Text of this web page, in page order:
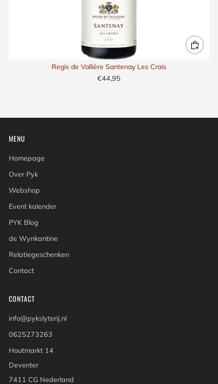
Regis de Vallière Santenay Les Crais
€44,95
MENU
Homepage
Over Pyk
Webshop
Event kalender
PYK Blog
de Wynkantine
Relatiegeschenken
Contact
CONTACT
info@pykslyterij.nl
0625273263
Houtmarkt 14
Deventer
7411 CG Nederland